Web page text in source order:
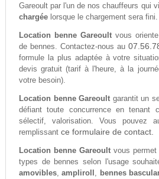
Gareoult par l'un de nos chauffeurs qui
chargéelorsque le chargement sera fini.
Location benne Gareoultvous
de bennes. Contactez-nous au
formule la plus adaptée à votre
devis gratuit (tarif à l'heure, à la
votre besoin).
Location benne Gareoult garantit un
défiant toute concurrence en tenant
sélectif, valorisation. Vous pouvez
remplissant ce formulaire de contact.
Location benne Gareoultvous permet
types de bennes selon l'usage
amovibles,ampliroll , bennes